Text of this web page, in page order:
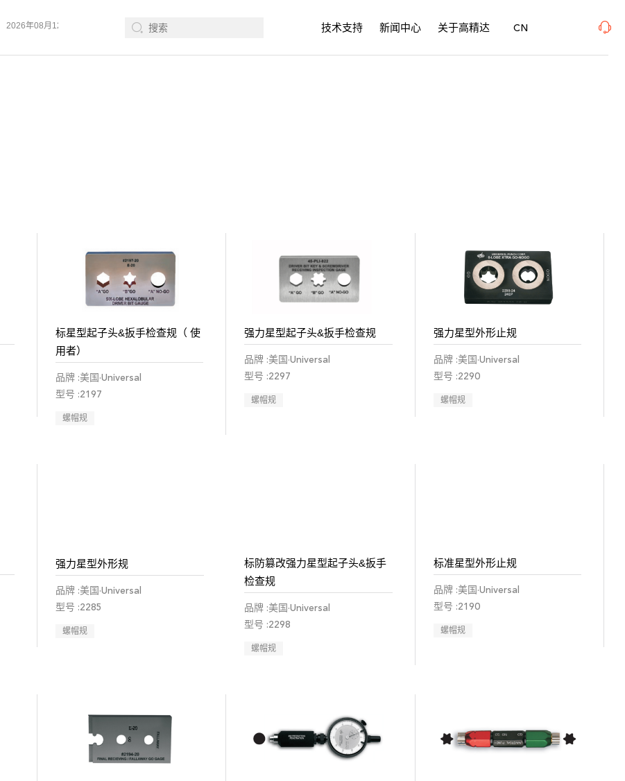
2026年08月12-14日、SurfacePME 表面精密加工博览会 、上海新国际博览中心· 浦东、W1馆E21 、欢迎莅临指导 2026年08月12-14日、SurfacePME 表面精密加工
技术支持 新闻中心 关于高精达 CN
标星型起子头&扳手检查规（ 使
用者）
品牌 :美国·Universal
型号 :2197
螺帽规
强力星型起子头&扳手检查规
品牌 :美国·Universal
型号 :2297
螺帽规
强力星型外形止规
品牌 :美国·Universal
型号 :2290
螺帽规
强力星型外形规
品牌 :美国·Universal
型号 :2285
螺帽规
标防篡改强力星型起子头&扳手
检查规
品牌 :美国·Universal
型号 :2298
螺帽规
标准星型外形止规
品牌 :美国·Universal
型号 :2190
螺帽规